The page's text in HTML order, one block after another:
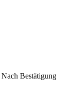
Nach Bestätigung